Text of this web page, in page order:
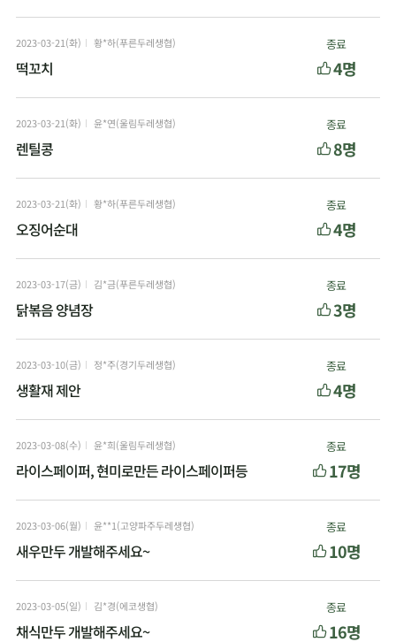
2023-03-21(화) 황*하(푸른두레생협)
떡꼬치
종료
4명
2023-03-21(화) 윤*연(울림두레생협)
렌틸콩
종료
8명
2023-03-21(화) 황*하(푸른두레생협)
오징어순대
종료
4명
2023-03-17(금) 김*금(푸른두레생협)
닭볶음 양념장
종료
3명
2023-03-10(금) 정*주(경기두레생협)
생활재 제안
종료
4명
2023-03-08(수) 윤*희(울림두레생협)
라이스페이퍼, 현미로만든 라이스페이퍼등
종료
17명
2023-03-06(월) 윤**1(고양파주두레생협)
새우만두 개발해주세요~
종료
10명
2023-03-05(일) 김*경(에코생협)
채식만두 개발해주세요~
종료
16명